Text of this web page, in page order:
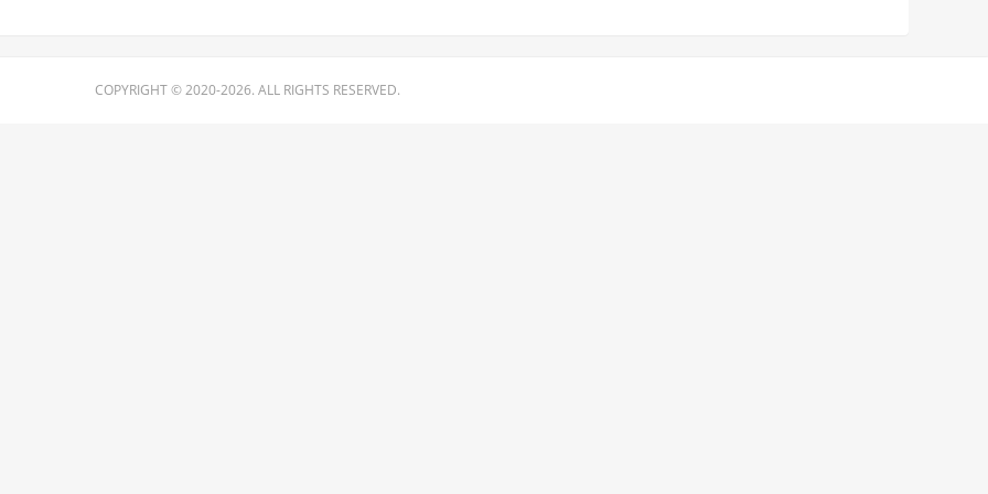
COPYRIGHT © 2020-2026. ALL RIGHTS RESERVED.